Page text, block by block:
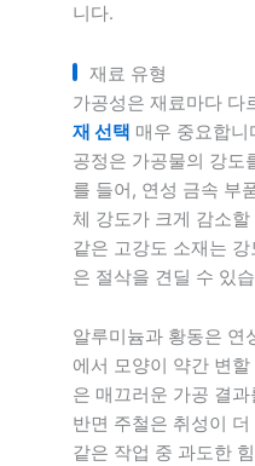
니다.
재료 유형
가공성은 재료마다 다
재 선택 매우 중요합
공정은 가공물의 강도
를 들어, 연성 금속 부
체 강도가 크게 감소
같은 고강도 소재는
은 절삭을 견딜 수 있
알루미늄과 황동은 연
에서 모양이 약간 변
은 매끄러운 가공 결
반면 주철은 취성이
같은 작업 중 과도한